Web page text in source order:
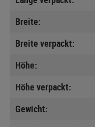
Breite:
Breite verpackt:
Höhe:
Höhe verpackt:
Gewicht: